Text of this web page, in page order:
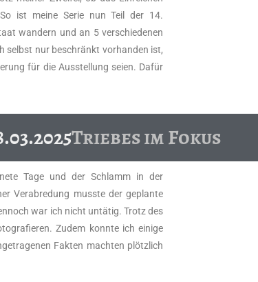
ist meine Serie nun Teil der 14.
wandern und an 5 verschiedenen
selbst nur beschränkt vorhanden ist,
für die Ausstellung seien. Dafür
Triebes im Fokus
Tage und der Schlamm in der
Verabredung musste der geplante
war ich nicht untätig. Trotz des
Zudem konnte ich einige
Fakten machten plötzlich